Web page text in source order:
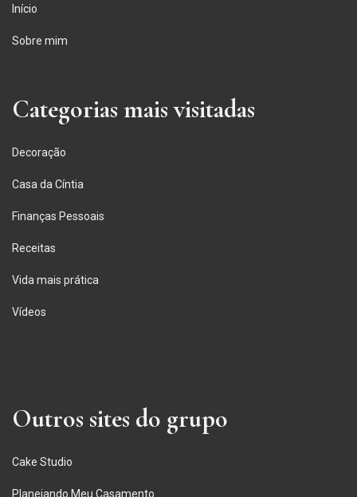
Início
Sobre mim
Categorias mais visitadas
Decoração
Casa da Cíntia
Finanças Pessoais
Receitas
Vida mais prática
Vídeos
Outros sites do grupo
Cake Studio
Planejando Meu Casamento